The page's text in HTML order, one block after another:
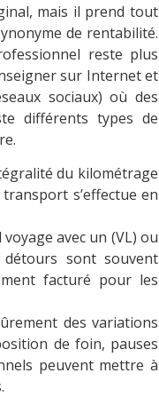
mais il prend tout
de rentabilité.
reste plus
sur Internet et
sociaux) où des
différents types de
du kilométrage
s’effectue en
avec un (VL) ou
sont souvent
facturé pour les
des variations
de foin, pauses
peuvent mettre à